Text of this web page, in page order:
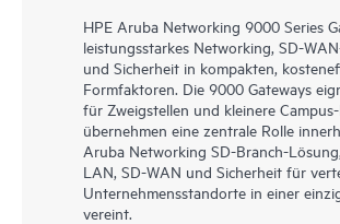
HPE Aruba Networking 9000 Series
leistungsstarkes Networking, SD-
und Sicherheit in kompakten,
Formfaktoren. Die 9000 Gateways
für Zweigstellen und kleinere
übernehmen eine zentrale Rolle
Aruba Networking SD-Branch-
LAN, SD-WAN und Sicherheit für
Unternehmensstandorte in einer
vereint.